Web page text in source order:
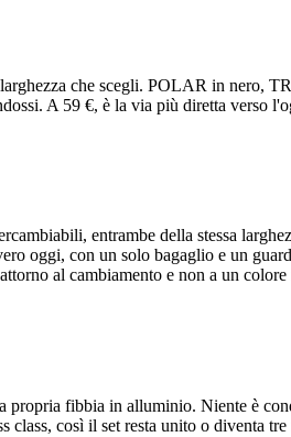
che scegli. POLAR in
A 59 €, è la via più diretta verso
entrambe della stessa
con un solo bagaglio e un
al cambiamento e non a un
fibbia in alluminio. Niente è
così il set resta unito o diventa